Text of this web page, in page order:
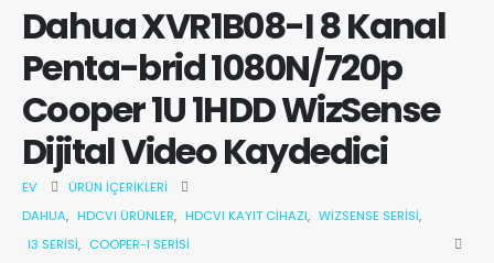
Dahua XVR1B08-I 8 Kanal
Penta-brid 1080N/720p
Cooper 1U 1HDD WizSense
Dijital Video Kaydedici
EV
ÜRÜN İÇERIKLERI
DAHUA, HDCVI ÜRÜNLER, HDCVI KAYIT CIHAZI, WIZSENSE SERISI,
I3 SERISI, COOPER-I SERISI